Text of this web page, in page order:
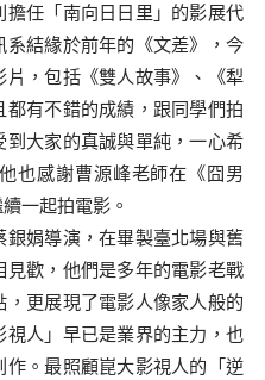
任「南向日日里」的影展代
結緣於前年的《文差》，今
，包括《雙人故事》、《犁
有不錯的成績，跟同學們拍
大家的真誠與單純，一心希
也感謝曹源峰老師在《囧男
一起拍電影。
銀娟導演，在畢製臺北場與舊
歡，他們是多年的電影老戰
更展現了電影人像家人般的
人」早已是業界的主力，也
。最照顧崑大影視人的「逆